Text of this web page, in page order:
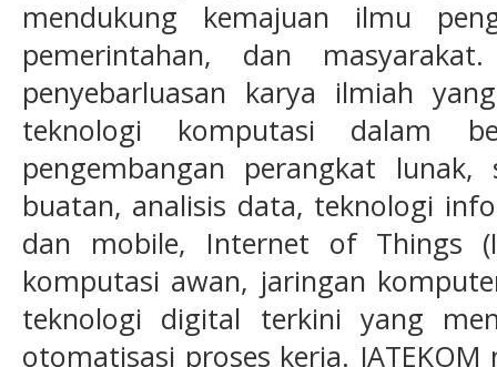
mendukung kemajuan ilmu
pemerintahan, dan
penyebarluasan karya ilmiah
teknologi komputasi dalam
pengembangan perangkat lunak,
buatan, analisis data, teknologi
dan mobile, Internet of Things
komputasi awan, jaringan
teknologi digital terkini yang
otomatisasi proses kerja.